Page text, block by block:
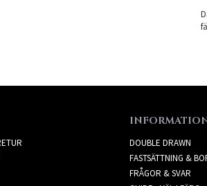
DOUBLE DRAWN
FASTSÄTTNING &
FRÅGOR & SVAR